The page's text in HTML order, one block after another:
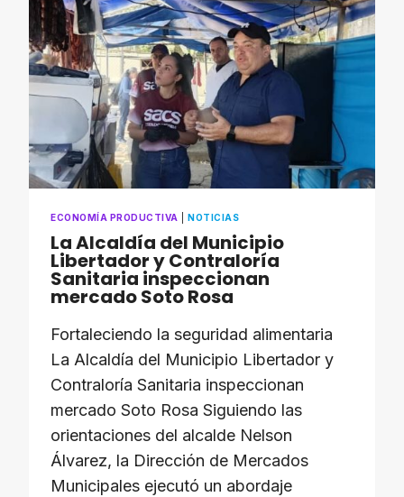
DE
EMPRENDEDORES
EN
LAS
HEROÍNAS
ECONOMÍA PRODUCTIVA NOTICIAS
La Alcaldía del Municipio
Libertador y Contraloría
Sanitaria inspeccionan
mercado Soto Rosa
Fortaleciendo la seguridad alimentaria
La Alcaldía del Municipio Libertador y
Contraloría Sanitaria inspeccionan
mercado Soto Rosa Siguiendo las
orientaciones del alcalde Nelson
Álvarez, la Dirección de Mercados
Municipales ejecutó un abordaje